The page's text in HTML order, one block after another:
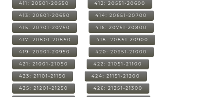
411: 20501-20550 412: 20551-20600
413: 20601-20650 414: 20651-20700
415: 20701-20750 416: 20751-20800
417: 20801-20850 418: 20851-20900
419: 20901-20950 420: 20951-21000
421: 21001-21050 422: 21051-21100
423: 21101-21150 424: 21151-21200
425: 21201-21250 426: 21251-21300